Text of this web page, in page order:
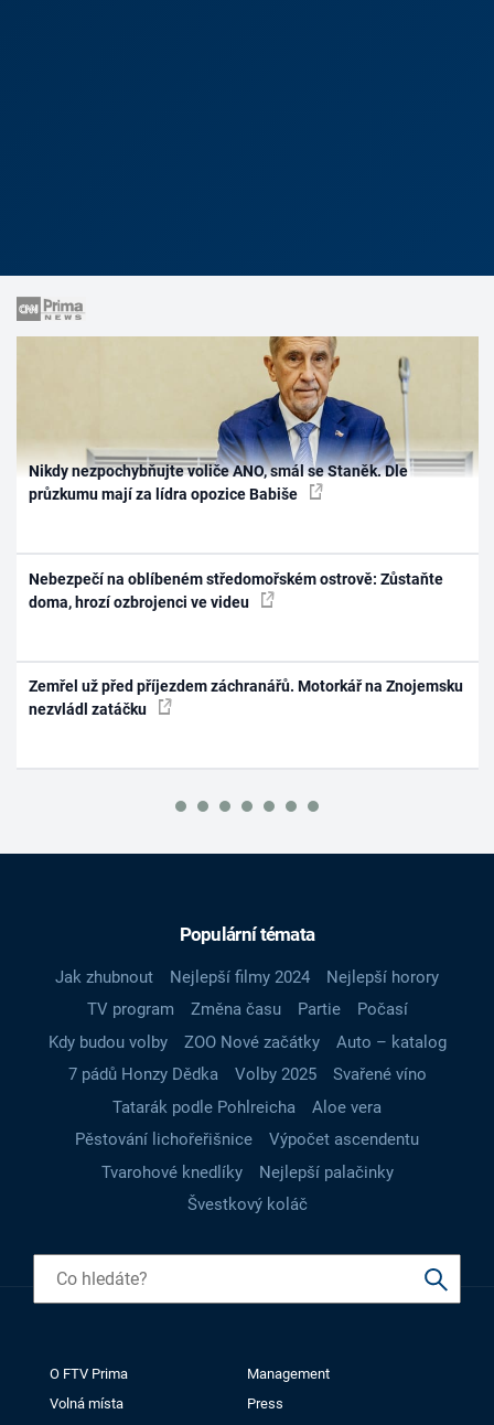
Nikdy nezpochybňujte voliče ANO, smál se Staněk. Dle
průzkumu mají za lídra opozice Babiše
Nebezpečí na oblíbeném středomořském ostrově: Zůstaňte
doma, hrozí ozbrojenci ve videu
Zemřel už před příjezdem záchranářů. Motorkář na Znojemsku
nezvládl zatáčku
Populární témata
Jak zhubnout Nejlepší filmy 2024
Nejlepší horory
TV program
Změna času Partie
Počasí
Kdy budou volby
ZOO Nové začátky
Auto – katalog
7 pádů Honzy Dědka
Volby 2025
Svařené víno
Tatarák podle Pohlreicha
Aloe vera
Pěstování lichořeřišnice
Výpočet ascendentu
Tvarohové knedlíky
Nejlepší palačinky
Švestkový koláč
O FTV Prima
Management
Volná místa
Press